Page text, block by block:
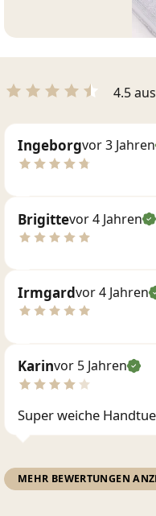
4.5
Ingeborgvor 3 Jahren
Brigittevor 4 Jahren
Irmgardvor 4 Jahren
Karinvor 5 Jahren
Super weiche
MEHR BEWERTUNGEN